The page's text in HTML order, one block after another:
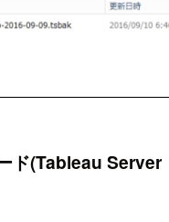
ド(Tableau Server